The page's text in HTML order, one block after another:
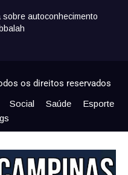
autoconhecimento
os direitos reservados
Social Saúde
Esporte